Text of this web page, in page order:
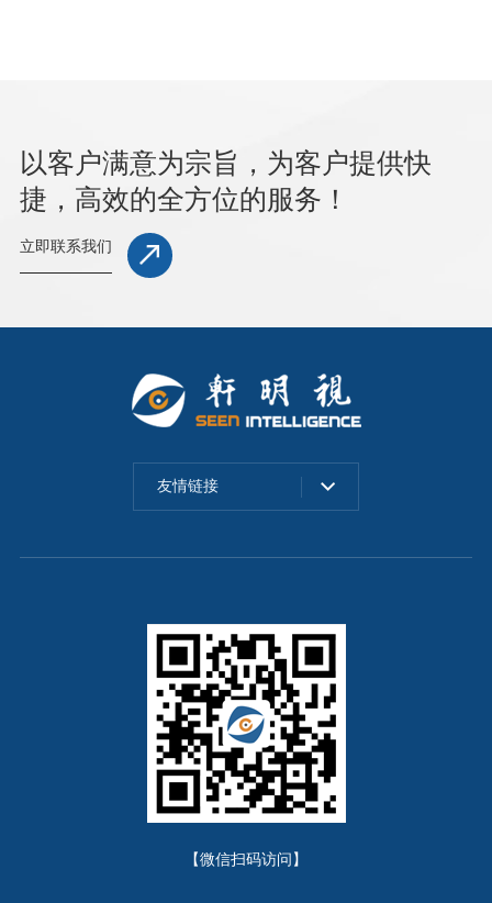
以客户满意为宗旨，为客户提供快
捷，高效的全方位的服务！
立即联系我们
友情链接
【微信扫码访问】